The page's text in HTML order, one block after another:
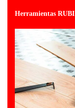
Herramientas RUBI